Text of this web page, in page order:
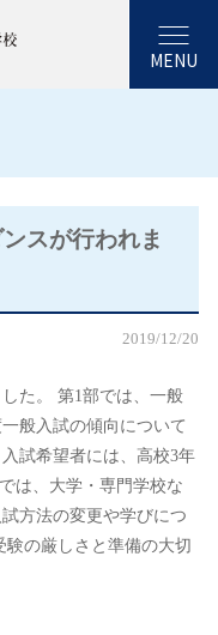
MENU
スが行われま
2019/12/20
た。 第1部では、一般
般入試の傾向について
試希望者には、高校3年
は、大学・専門学校な
方法の変更や学びにつ
の厳しさと準備の大切